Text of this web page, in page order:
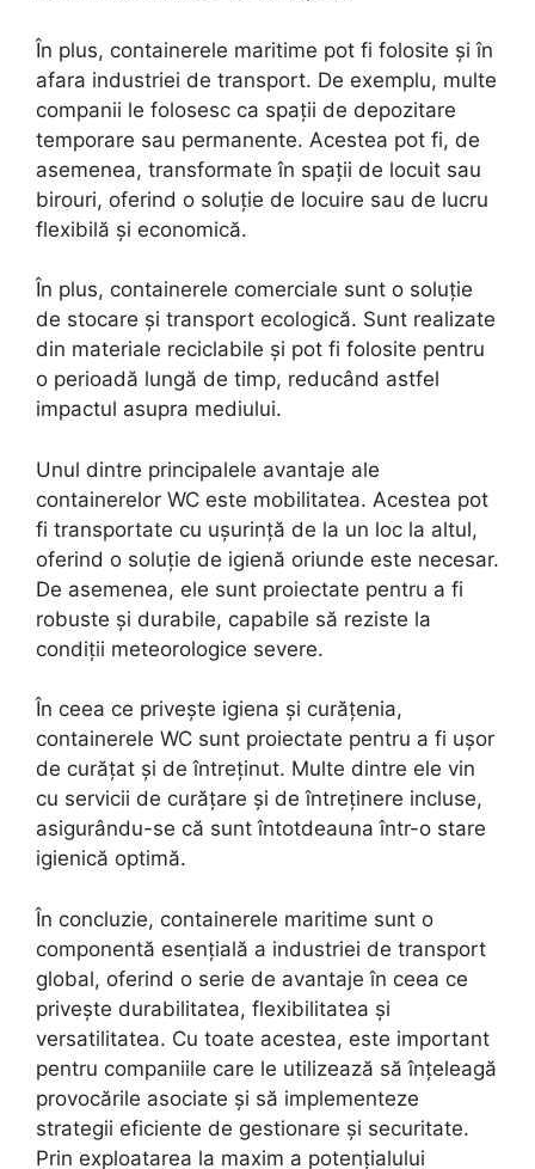
În plus, containerele maritime pot fi folosite și în
afara industriei de transport. De exemplu, multe
companii le folosesc ca spații de depozitare
temporare sau permanente. Acestea pot fi, de
asemenea, transformate în spații de locuit sau
birouri, oferind o soluție de locuire sau de lucru
flexibilă și economică.
În plus, containerele comerciale sunt o soluție
de stocare și transport ecologică. Sunt realizate
din materiale reciclabile și pot fi folosite pentru
o perioadă lungă de timp, reducând astfel
impactul asupra mediului.
Unul dintre principalele avantaje ale
containerelor WC este mobilitatea. Acestea pot
fi transportate cu ușurință de la un loc la altul,
oferind o soluție de igienă oriunde este necesar.
De asemenea, ele sunt proiectate pentru a fi
robuste și durabile, capabile să reziste la
condiții meteorologice severe.
În ceea ce privește igiena și curățenia,
containerele WC sunt proiectate pentru a fi ușor
de curățat și de întreținut. Multe dintre ele vin
cu servicii de curățare și de întreținere incluse,
asigurându-se că sunt întotdeauna într-o stare
igienică optimă.
În concluzie, containerele maritime sunt o
componentă esențială a industriei de transport
global, oferind o serie de avantaje în ceea ce
privește durabilitatea, flexibilitatea și
versatilitatea. Cu toate acestea, este important
pentru companiile care le utilizează să înțeleagă
provocările asociate și să implementeze
strategii eficiente de gestionare și securitate.
Prin exploatarea la maxim a potențialului